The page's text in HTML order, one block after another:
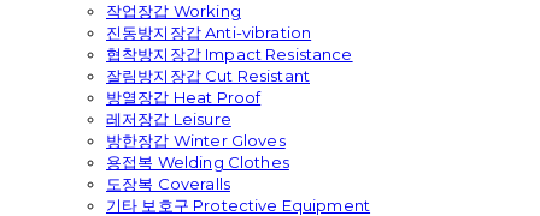
작업장갑 Working
진동방지장갑 Anti-vibration
협착방지장갑 Impact Resistance
잘림방지장갑 Cut Resistant
방열장갑 Heat Proof
레저장갑 Leisure
방한장갑 Winter Gloves
용접복 Welding Clothes
도장복 Coveralls
기타 보호구 Protective Equipment